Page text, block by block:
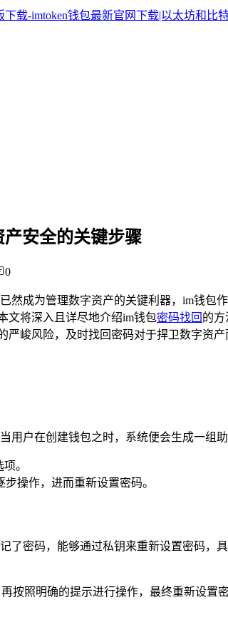
安全的关键步骤
0
然成为管理数字资产的关键利器，im钱
文将深入且详尽地介绍im钱包密码找回 的
峻风险，及时找回密码对于捍卫数字资产
用户在创建钱包之时，系统便会生成一组
。
操作，进而重新设置密码。
了密码，能够通过私钥来重新设置密码，具
按照明确的提示进行操作，最终重新设置密